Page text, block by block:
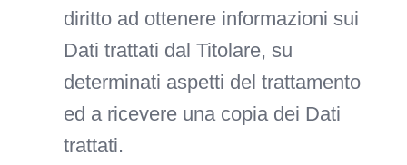
diritto ad ottenere informazioni sui
Dati trattati dal Titolare, su
determinati aspetti del trattamento
ed a ricevere una copia dei Dati
trattati.